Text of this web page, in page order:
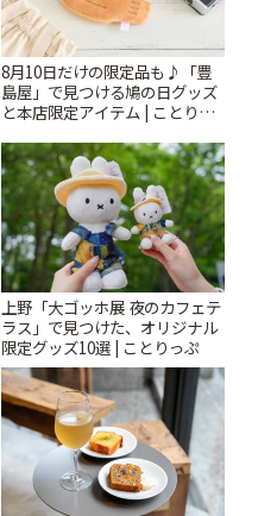
8月10日だけの限定品も♪「豊
島屋」で見つける鳩の日グッズ
と本店限定アイテム | ことりっ
上野「大ゴッホ展 夜のカフェテ
ラス」で見つけた、オリジナル
限定グッズ10選 | ことりっぷ